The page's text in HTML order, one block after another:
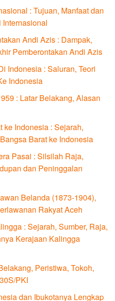
: Tujuan, Manfaat dan
Andi Azis : Dampak,
Pemberontakan Andi Azis
Indonesia : Saluran, Teori
Indonesia
: Latar Belakang, Alasan
ke Indonesia : Sejarah,
Barat ke Indonesia
Pasai : Silsilah Raja,
dan Peninggalan
Belanda (1873-1904),
Rakyat Aceh
: Sejarah, Sumber, Raja,
Kerajaan Kalingga
Peristiwa, Tokoh,
PKI
dan Ibukotanya Lengkap